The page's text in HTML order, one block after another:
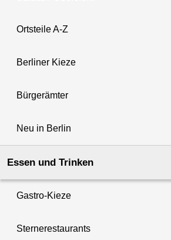
Ortsteile A-Z
Berliner Kieze
Bürgerämter
Neu in Berlin
Essen und Trinken
Gastro-Kieze
Sternerestaurants